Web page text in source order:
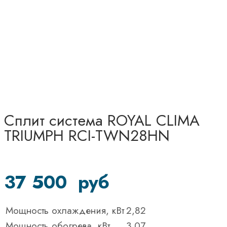
Сплит система ROYAL CLIMA
TRIUMPH RCI-TWN28HN
37 500 руб
Мощность охлаждения, кВт2,82